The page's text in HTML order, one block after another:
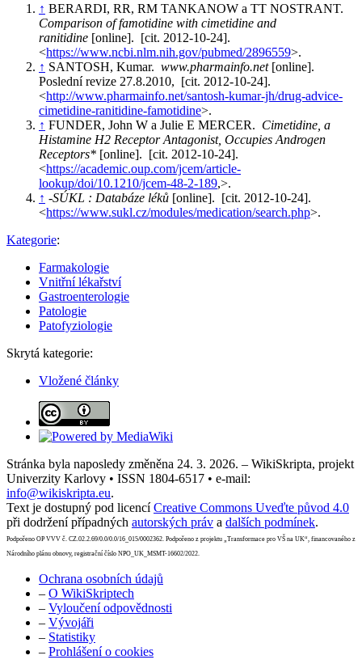
↑ BERARDI, RR, RM TANKANOW a TT NOSTRANT.
Comparison of famotidine with cimetidine and
ranitidine [online]. [cit. 2012-10-24].
<https://www.ncbi.nlm.nih.gov/pubmed/2896559>.
↑ SANTOSH, Kumar. www.pharmainfo.net[online].
Poslední revize 27.8.2010, [cit. 2012-10-24].
<http://www.pharmainfo.net/santosh-kumar-jh/drug-advice-
cimetidine-ranitidine-famotidine>.
↑ FUNDER, John W a Julie E MERCER. Cimetidine, a
Histamine H2 Receptor Antagonist, Occupies Androgen
Receptors* [online]. [cit. 2012-10-24].
<https://academic.oup.com/jcem/article-
lookup/doi/10.1210/jcem-48-2-189,>.
↑ -SÚKL : Databáze léků [online]. [cit. 2012-10-24].
<https://www.sukl.cz/modules/medication/search.php>.
Kategorie:
Farmakologie
Vnitřní lékařství
Gastroenterologie
Patologie
Patofyziologie
Skrytá kategorie:
Vložené články
Stránka byla naposledy změněna 24. 3. 2026. – WikiSkripta, projekt
Univerzity Karlovy • ISSN 1804-6517 • e-mail:
info@wikiskripta.eu.
Text je dostupný pod licencíCreative Commons Uveďte původ 4.0
při dodržení případných autorských práv a dalších podmínek.
Podpořeno OP VVV č. CZ.02.2.69/0.0/0.0/16_015/0002362. Podpořeno z projektu „Transformace pro VŠ na UK“, financovaného z
Národního plánu obnovy, registrační číslo NPO_UK_MSMT-16602/2022.
Ochrana osobních údajů
– O WikiSkriptech
– Vyloučení odpovědnosti
– Vývojáři
– Statistiky
– Prohlášení o cookies